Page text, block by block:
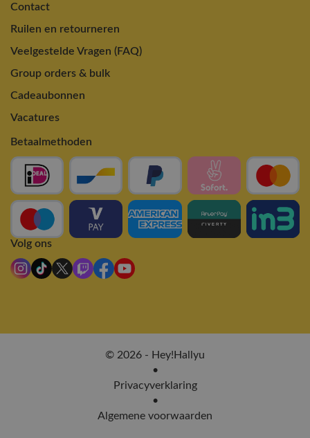
Contact
Ruilen en retourneren
Veelgestelde Vragen (FAQ)
Group orders & bulk
Cadeaubonnen
Vacatures
Betaalmethoden
Volg ons
© 2026 - Hey!Hallyu
•
Privacyverklaring
•
Algemene voorwaarden